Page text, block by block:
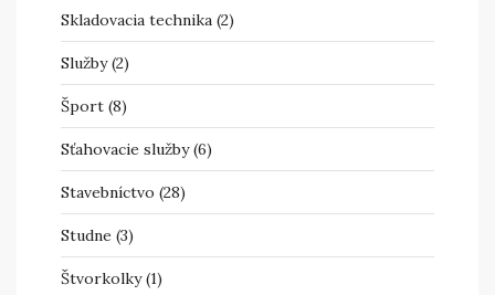
Skladovacia technika (2)
Služby(2)
Šport (8)
Sťahovacie služby(6)
Stavebníctvo (28)
Studne (3)
Štvorkolky(1)